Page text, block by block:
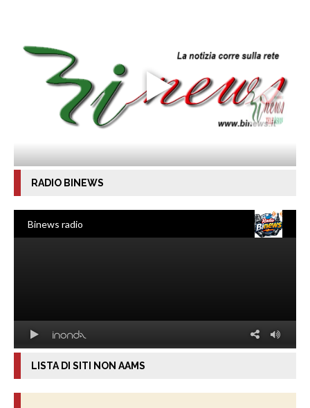
RADIO BINEWS
LISTA DI SITI NON AAMS